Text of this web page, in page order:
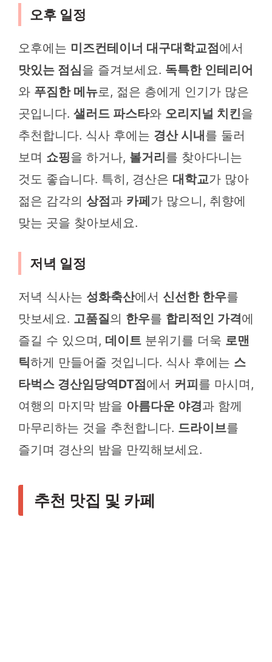
오후 일정
오후에는 미즈컨테이너 대구대학교점 에서
맛있는 점심을 즐겨보세요. 독특한 인테리어
와 푸짐한 메뉴로, 젊은 층에게 인기가 많은
곳입니다. 샐러드 파스타와 오리지널 치킨을
추천합니다. 식사 후에는 경산 시내 를 둘러
보며 쇼핑을 하거나, 볼거리 를 찾아다니는
것도 좋습니다. 특히, 경산은 대학교가 많아
젊은 감각의 상점 과 카페 가 많으니, 취향에
맞는 곳을 찾아보세요.
저녁 일정
저녁 식사는 성화축산에서 신선한 한우를
맛보세요. 고품질의 한우를 합리적인 가격에
즐길 수 있으며, 데이트 분위기를 더욱 로맨
틱하게 만들어줄 것입니다. 식사 후에는 스
타벅스 경산임당역DT점 에서 커피 를 마시며,
여행의 마지막 밤을 아름다운 야경과 함께
마무리하는 것을 추천합니다. 드라이브를
즐기며 경산의 밤을 만끽해보세요.
추천 맛집 및 카페